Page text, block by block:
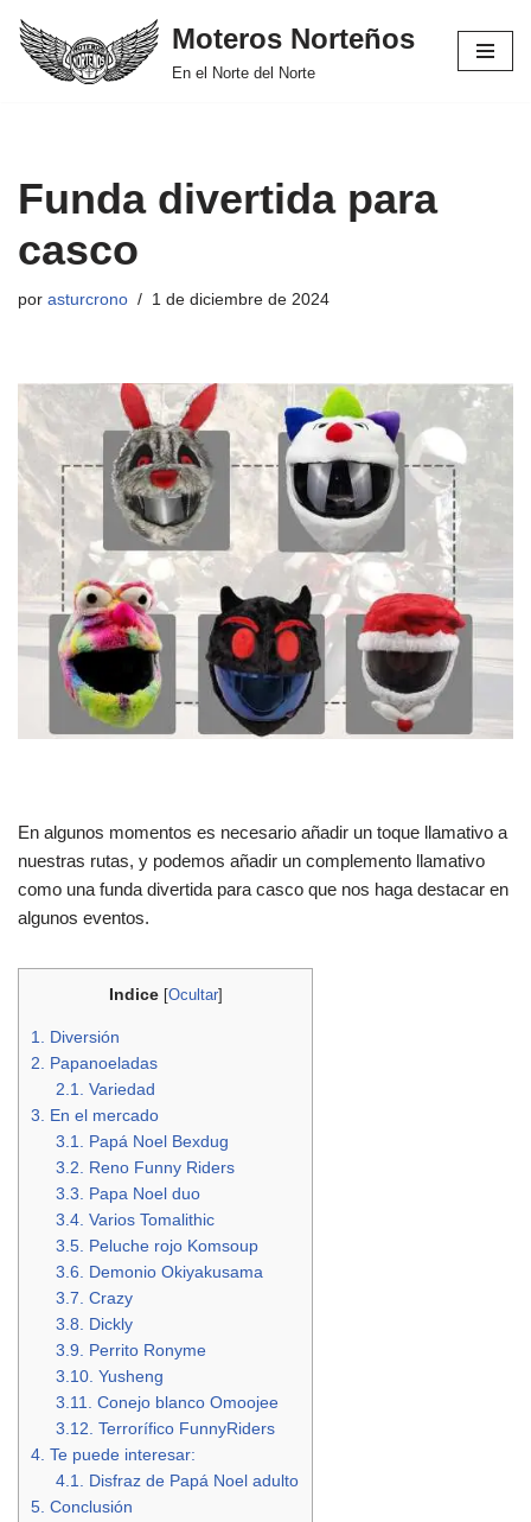
Saltar
Moteros Norteños
En el Norte del Norte
Funda divertida para
casco
por asturcrono 1 de diciembre de 2024
En algunos momentos es necesario añadir un toque llamativo a
nuestras rutas, y podemos añadir un complemento llamativo
como una funda divertida para casco que nos haga destacar en
algunos eventos.
Indice [Ocultar]
1. Diversión
2. Papanoeladas
2.1. Variedad
3. En el mercado
3.1. Papá Noel Bexdug
3.2. Reno Funny Riders
3.3. Papa Noel duo
3.4. Varios Tomalithic
3.5. Peluche rojo Komsoup
3.6. Demonio Okiyakusama
3.7. Crazy
3.8. Dickly
3.9. Perrito Ronyme
3.10. Yusheng
3.11. Conejo blanco Omoojee
3.12. Terrorífico FunnyRiders
4. Te puede interesar:
4.1. Disfraz de Papá Noel adulto
5. Conclusión